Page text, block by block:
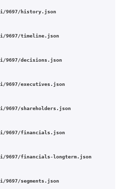
9697/history.json
9697/timeline.json
9697/decisions.json
9697/executives.json
9697/shareholders.json
9697/financials.json
9697/financials-longterm.json
segments.json